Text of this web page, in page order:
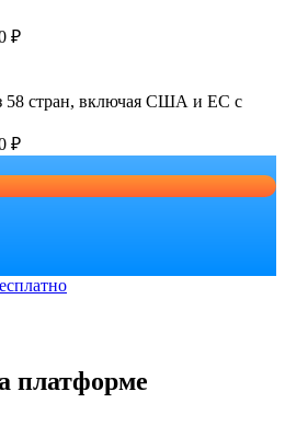
58 стран, включая США и ЕС с
платформе